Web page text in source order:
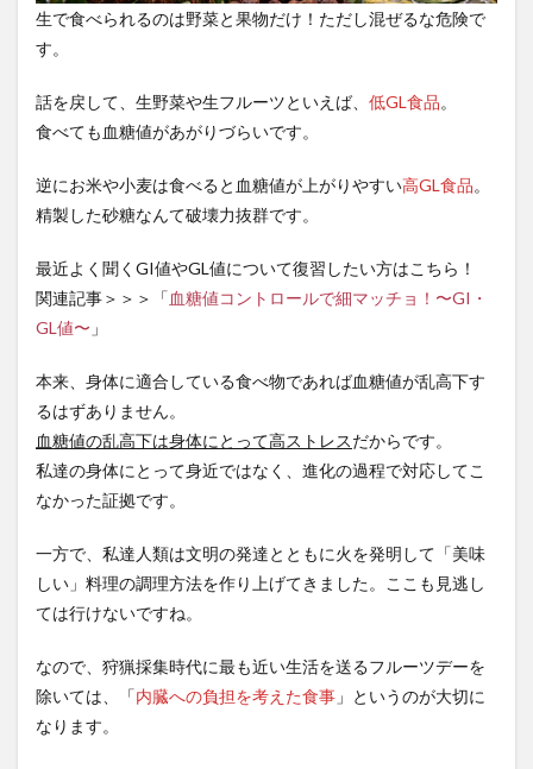
生で食べられるのは野菜と果物だけ！ただし混ぜるな危険で
す。
話を戻して、生野菜や生フルーツといえば、 低GL食品。
食べても血糖値があがりづらいです。
逆にお米や小麦は食べると血糖値が上がりやすい高GL食品。
精製した砂糖なんて破壊力抜群です。
最近よく聞くGI値やGL値について復習したい方はこちら！
関連記事＞＞＞「血糖値コントロールで細マッチョ！〜GI・
GL値〜 」
本来、身体に適合している食べ物であれば血糖値が乱高下す
るはずありません。
血糖値の乱高下は身体にとって高ストレスだからです。
私達の身体にとって身近ではなく、進化の過程で対応してこ
なかった証拠です。
一方で、私達人類は文明の発達とともに火を発明して「美味
しい」料理の調理方法を作り上げてきました。ここも見逃し
ては行けないですね。
なので、狩猟採集時代に最も近い生活を送るフルーツデーを
除いては、「内臓への負担を考えた食事 」というのが大切に
なります。